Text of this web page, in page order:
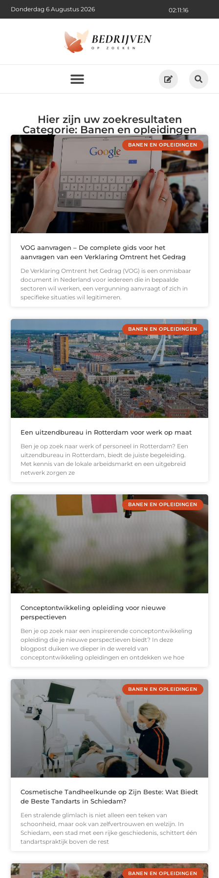
02:11:17
Donderdag 6 Augustus 2026
Hier zijn uw zoekresultaten
Categorie: Banen en opleidingen
BANEN EN OPLEIDINGEN
VOG aanvragen – De complete gids voor het
aanvragen van een Verklaring Omtrent het Gedrag
De Verklaring Omtrent het Gedrag (VOG) is een onmisbaar
document in Nederland voor iedereen die in bepaalde
sectoren wil werken, een vergunning aanvraagt of zich in
specifieke situaties wil legitimeren.
BANEN EN OPLEIDINGEN
Een uitzendbureau in Rotterdam voor werk op maat
Ben je op zoek naar werk of personeel in Rotterdam? Een
uitzendbureau in Rotterdam, biedt de juiste begeleiding.
Met kennis van de lokale arbeidsmarkt en een uitgebreid
netwerk zorgen ze
BANEN EN OPLEIDINGEN
Conceptontwikkeling opleiding voor nieuwe
perspectieven
Ben je op zoek naar een inspirerende conceptontwikkeling
opleiding die je nieuwe perspectieven biedt? In deze
blogpost duiken we dieper in de wereld van
conceptontwikkeling opleidingen en ontdekken we hoe
BANEN EN OPLEIDINGEN
Cosmetische Tandheelkunde op Zijn Beste: Wat Biedt
de Beste Tandarts in Schiedam?
Een stralende glimlach is niet alleen een teken van
schoonheid, maar ook van zelfvertrouwen en welzijn. In
Schiedam, een stad met een rijke geschiedenis, schittert één
tandartspraktijk boven de rest
BANEN EN OPLEIDINGEN